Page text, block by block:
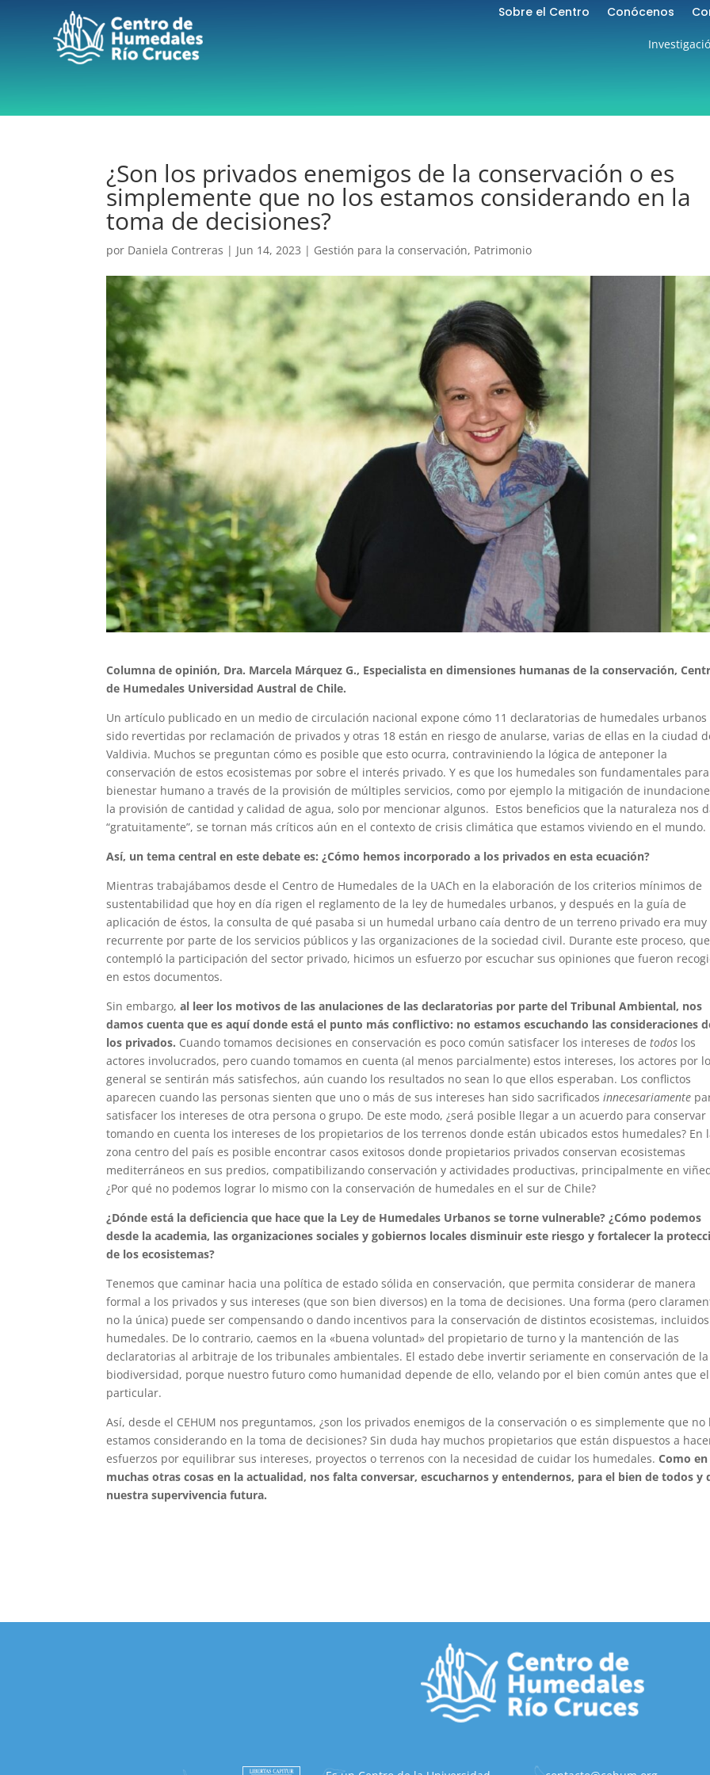
Sobre el Centro Conócenos
¿Son los privados enemigos de la conservación o es
simplemente que no los estamos considerando en la
toma de decisiones?
por Daniela Contreras | Jun 14, 2023 | Gestión para la conservación, Patrimonio
Columna de opinión, Dra. Marcela Márquez G., Especialista en dimensiones humanas de la conservación,
de Humedales Universidad Austral de Chile.
Un artículo publicado en un medio de circulación nacional expone cómo 11 declaratorias de humedales
sido revertidas por reclamación de privados y otras 18 están en riesgo de anularse, varias de ellas en la ciudad
Valdivia. Muchos se preguntan cómo es posible que esto ocurra, contraviniendo la lógica de anteponer la
conservación de estos ecosistemas por sobre el interés privado. Y es que los humedales son fundamentales
bienestar humano a través de la provisión de múltiples servicios, como por ejemplo la mitigación de
la provisión de cantidad y calidad de agua, solo por mencionar algunos. Estos beneficios que la naturaleza nos
“gratuitamente”, se tornan más críticos aún en el contexto de crisis climática que estamos viviendo en el mundo.
Así, un tema central en este debate es: ¿Cómo hemos incorporado a los privados en esta ecuación?
Mientras trabajábamos desde el Centro de Humedales de la UACh en la elaboración de los criterios mínimos de
sustentabilidad que hoy en día rigen el reglamento de la ley de humedales urbanos, y después en la guía de
aplicación de éstos, la consulta de qué pasaba si un humedal urbano caía dentro de un terreno privado era muy
recurrente por parte de los servicios públicos y las organizaciones de la sociedad civil. Durante este proceso, que
contempló la participación del sector privado, hicimos un esfuerzo por escuchar sus opiniones que fueron
en estos documentos.
Sin embargo,al leer los motivos de las anulaciones de las declaratorias por parte del Tribunal Ambiental, nos
damos cuenta que es aquí donde está el punto más conflictivo: no estamos escuchando las consideraciones
los privados. Cuando tomamos decisiones en conservación es poco común satisfacer los intereses detodos los
actores involucrados, pero cuando tomamos en cuenta (al menos parcialmente) estos intereses, los actores por
general se sentirán más satisfechos, aún cuando los resultados no sean lo que ellos esperaban. Los conflictos
aparecen cuando las personas sienten que uno o más de sus intereses han sido sacrificadosinnecesariamente
satisfacer los intereses de otra persona o grupo. De este modo, ¿será posible llegar a un acuerdo para conservar
tomando en cuenta los intereses de los propietarios de los terrenos donde están ubicados estos humedales? En
zona centro del país es posible encontrar casos exitosos donde propietarios privados conservan ecosistemas
mediterráneos en sus predios, compatibilizando conservación y actividades productivas, principalmente en
¿Por qué no podemos lograr lo mismo con la conservación de humedales en el sur de Chile?
¿Dónde está la deficiencia que hace que la Ley de Humedales Urbanos se torne vulnerable? ¿Cómo podemos
desde la academia, las organizaciones sociales y gobiernos locales disminuir este riesgo y fortalecer la
de los ecosistemas?
Tenemos que caminar hacia una política de estado sólida en conservación, que permita considerar de manera
formal a los privados y sus intereses (que son bien diversos) en la toma de decisiones. Una forma (pero
no la única) puede ser compensando o dando incentivos para la conservación de distintos ecosistemas,
humedales. De lo contrario, caemos en la «buena voluntad» del propietario de turno y la mantención de las
declaratorias al arbitraje de los tribunales ambientales. El estado debe invertir seriamente en conservación de la
biodiversidad, porque nuestro futuro como humanidad depende de ello, velando por el bien común antes que el
particular.
Así, desde el CEHUM nos preguntamos, ¿son los privados enemigos de la conservación o es simplemente que no
estamos considerando en la toma de decisiones? Sin duda hay muchos propietarios que están dispuestos a
esfuerzos por equilibrar sus intereses, proyectos o terrenos con la necesidad de cuidar los humedales.Como en
muchas otras cosas en la actualidad, nos falta conversar, escucharnos y entendernos, para el bien de todos y
nuestra supervivencia futura.